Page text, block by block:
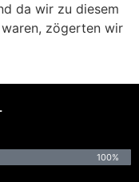
da wir zu diesem
zögerten wir
100%